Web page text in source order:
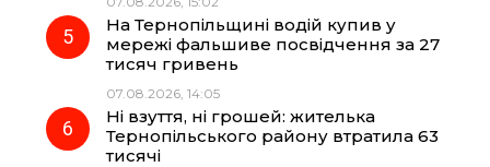
На Тернопільщині водій купив у
мережі фальшиве посвідчення за 27
тисяч гривень
07.08.2026, 14:05
Ні взуття, ні грошей: жителька
Тернопільського району втратила 63
тисячі